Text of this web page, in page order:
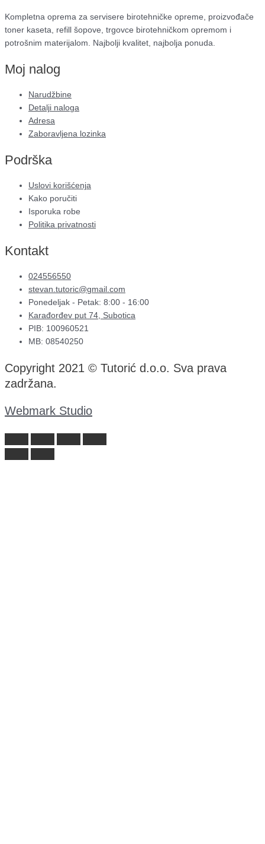
Kompletna oprema za servisere birotehničke opreme, proizvođače
toner kaseta, refill šopove, trgovce birotehničkom opremom i
potrošnim materijalom. Najbolji kvalitet, najbolja ponuda.
Moj nalog
Narudžbine
Detalji naloga
Adresa
Zaboravljena lozinka
Podrška
Uslovi korišćenja
Kako poručiti
Isporuka robe
Politika privatnosti
Kontakt
024556550
stevan.tutoric@gmail.com
Ponedeljak - Petak: 8:00 - 16:00
Karađorđev put 74, Subotica
PIB: 100960521
MB: 08540250
Copyright 2021 © Tutorić d.o.o. Sva prava
zadržana.
Webmark Studio